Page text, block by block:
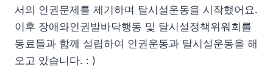
서의 인권문제를 제기하며 탈시설운동을 시작했어요.
이후 장애와인권발바닥행동 및 탈시설정책위워회를
동료들과 함께 설립하여 인권운동과 탈시설운동을 해
오고 있습니다. : )